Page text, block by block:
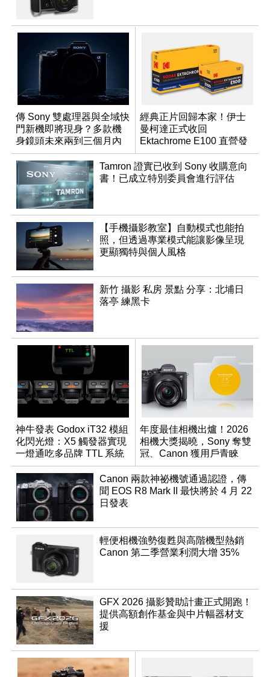
傳 Sony 雙處理器與全域快
門新機即將現身？多款機
身鏡頭未來兩到三個月內
有望登場
經典正片回歸本家！伊士
曼柯達正式收回
Ektachrome E100 直營發
行權
Tamron 證實已收到 Sony 收購意向
書！已成立特別委員會進行評估
【手機攝影教室】自動模式也能拍
照，但透過專業模式能讓影像呈現
更顯獨特與個人風格
新竹 攝影 私房 景點 分享：北埔日
落亭 練黑卡
神牛發表 Godox iT32 模組
化閃光燈：X5 觸發器實現
一燈通吃多品牌 TTL 系統
年度最佳相機出爐！2026
相機大獎揭曉，Sony 奪雙
冠、Canon 獲用戶青睞
Canon 兩款神祕機號通過認證，傳
聞 EOS R8 Mark II 最快將於 4 月 22
日發表
輕便相機強勢復甦與高階機型熱銷
Canon 第二季營業利潤大增 35%
GFX 2026 攝影贊助計畫正式開跑！
提供高額創作基金與中片幅器材支
援